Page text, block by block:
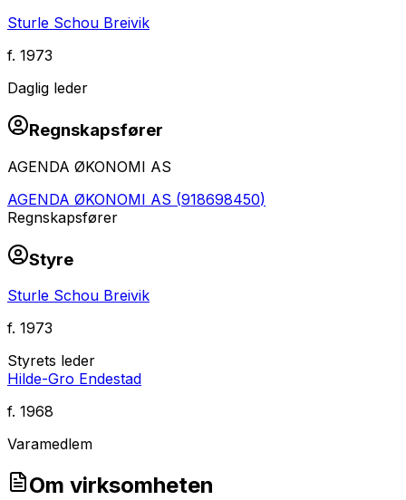
Sturle Schou Breivik
f. 1973
Daglig leder
Regnskapsfører
AGENDA ØKONOMI AS
AGENDA ØKONOMI AS (918698450)
Regnskapsfører
Styre
Sturle Schou Breivik
f. 1973
Styrets leder
Hilde-Gro Endestad
f. 1968
Varamedlem
Om virksomheten